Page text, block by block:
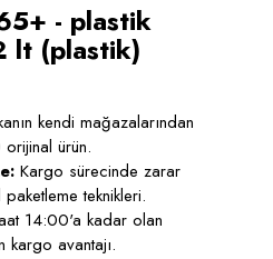
- plastik
lt (plastik)
kendi mağazalarından
ürün.
Kargo sürecinde zarar
teknikleri.
14:00'a kadar olan
kargo avantajı.